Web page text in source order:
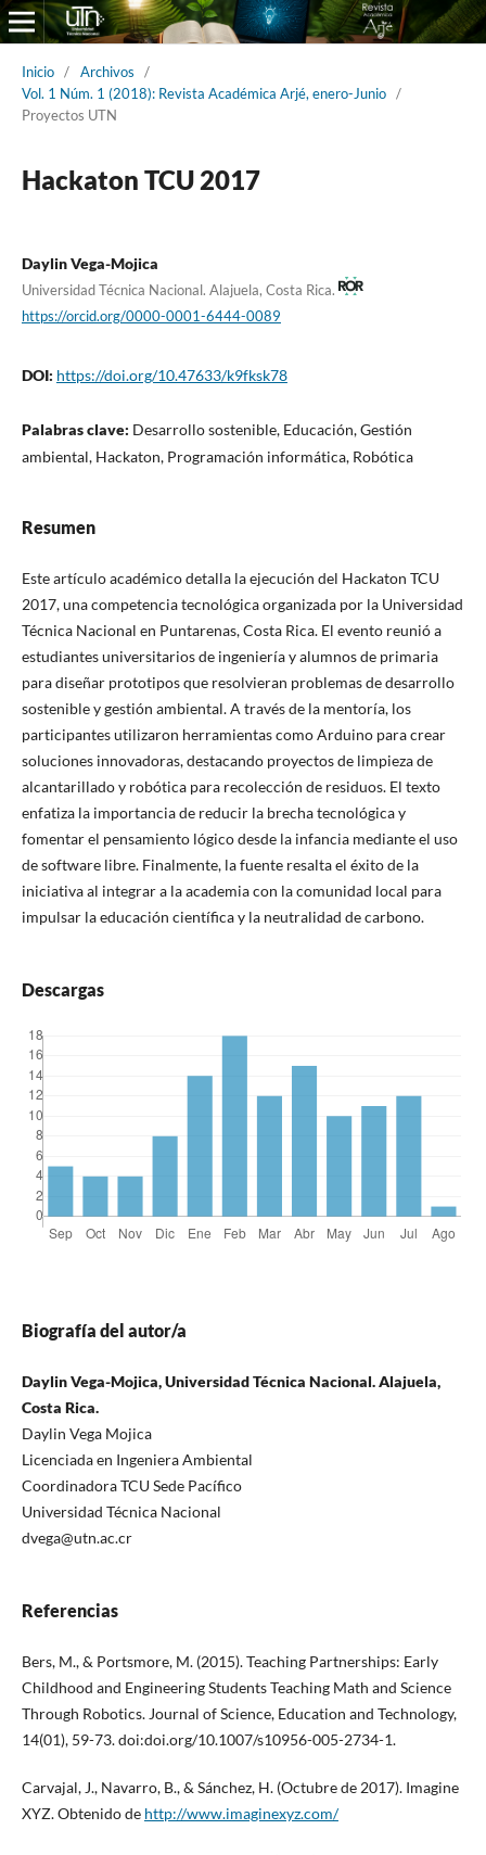
Inicio / Archivos
/
Vol. 1 Núm. 1 (2018): Revista Académica Arjé, enero-Junio /
Proyectos UTN
Hackaton TCU 2017
Daylin Vega-Mojica
Universidad Técnica Nacional. Alajuela, Costa Rica.
https://orcid.org/0000-0001-6444-0089
DOI: https://doi.org/10.47633/k9fksk78
Palabras clave: Desarrollo sostenible, Educación, Gestión
ambiental, Hackaton, Programación informática, Robótica
Resumen
Este artículo académico detalla la ejecución del Hackaton TCU
2017, una competencia tecnológica organizada por la Universidad
Técnica Nacional en Puntarenas, Costa Rica. El evento reunió a
estudiantes universitarios de ingeniería y alumnos de primaria
para diseñar prototipos que resolvieran problemas de desarrollo
sostenible y gestión ambiental. A través de la mentoría, los
participantes utilizaron herramientas como Arduino para crear
soluciones innovadoras, destacando proyectos de limpieza de
alcantarillado y robótica para recolección de residuos. El texto
enfatiza la importancia de reducir la brecha tecnológica y
fomentar el pensamiento lógico desde la infancia mediante el uso
de software libre. Finalmente, la fuente resalta el éxito de la
iniciativa al integrar a la academia con la comunidad local para
impulsar la educación científica y la neutralidad de carbono.
Descargas
Biografía del autor/a
Daylin Vega-Mojica, Universidad Técnica Nacional. Alajuela,
Costa Rica.
Daylin Vega Mojica
Licenciada en Ingeniera Ambiental
Coordinadora TCU Sede Pacífico
Universidad Técnica Nacional
dvega@utn.ac.cr
Referencias
Bers, M., & Portsmore, M. (2015). Teaching Partnerships: Early
Childhood and Engineering Students Teaching Math and Science
Through Robotics. Journal of Science, Education and Technology,
14(01), 59-73. doi:doi.org/10.1007/s10956-005-2734-1.
Carvajal, J., Navarro, B., & Sánchez, H. (Octubre de 2017). Imagine
XYZ. Obtenido de http://www.imaginexyz.com/